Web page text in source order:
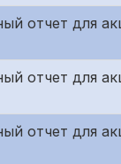
отчет для
отчет для
отчет для